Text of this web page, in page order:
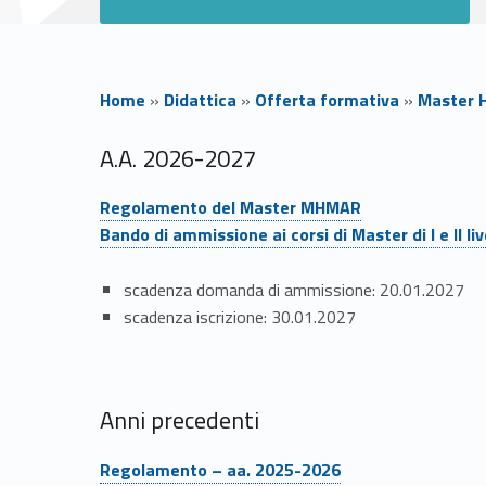
Home » Didattica » Offerta formativa » Master
B
a
n
d
e
A.A. 2026-2027
Link identifier #identifier__32657-1
Regolamento del Master MHMAR
Bando di ammissione ai corsi di Master di I e II
scadenza domanda di ammissione: 20.01.2027
scadenza iscrizione: 30.01.2027
Anni precedenti
Link identifier #identifier__116429-1
Link identifier #identifier__9747-2
Regolamento – aa. 2025-2026